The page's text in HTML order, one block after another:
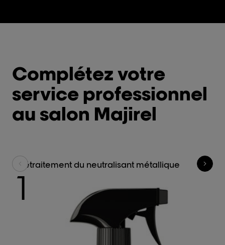
Complétez votre
service professionnel
au salon Majirel
Prétraitement du neutralisant métallique
1